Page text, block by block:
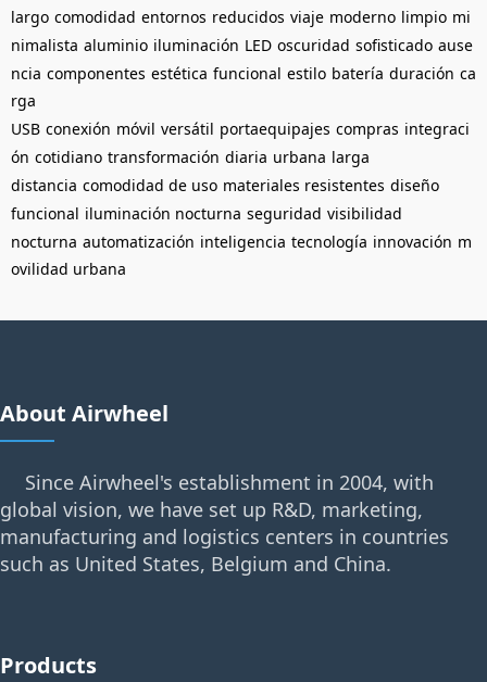
largo comodidad entornos reducidos viaje moderno limpio mi
nimalista aluminio iluminación LED oscuridad sofisticado ause
ncia componentes estética funcional estilo batería duración ca
rga
USB conexión móvil versátil portaequipajes compras integraci
ón cotidiano transformación diaria urbana larga
distancia comodidad de uso materiales resistentes diseño
funcional iluminación nocturna seguridad visibilidad
nocturna automatización inteligencia tecnología innovación m
ovilidad urbana
About Airwheel
Since Airwheel's establishment in 2004, with
global vision, we have set up R&D, marketing,
manufacturing and logistics centers in countries
such as United States, Belgium and China.
Products